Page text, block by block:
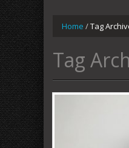
Home /Tag
Tag